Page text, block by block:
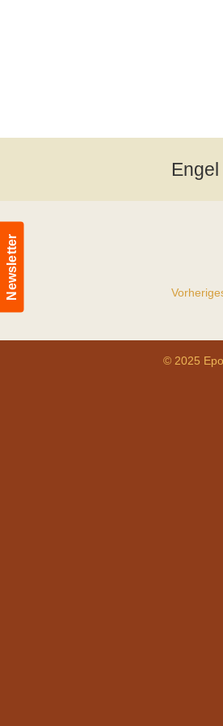
Newsletter
Engel
© 2025